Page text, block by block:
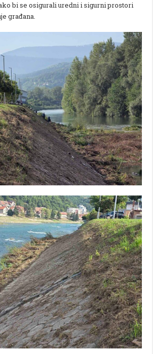
bi se osigurali uredni i sigurni prostori
građana.